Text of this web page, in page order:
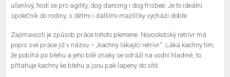
učenlivý, hodí se pro agility, dog dancing i dog frisbee. Je to ideální
společník do rodiny, s dětmi i dalšími mazlíčky vychází dobře.
Zajímavostí je způsob práce tohoto plemene. Novoskotský retrívr má
popis své práce již v názvu – „kachny lákající retrívr“. Láká kachny tím,
že pobíhá po břehu a jeho bílé znaky se odráží na vodní hladině, to
přitahuje kachny ke břehu a jsou pak lapeny do sítě.